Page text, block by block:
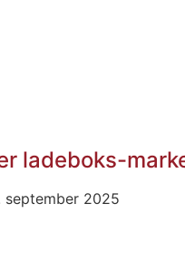
ladeboks-
september 2025